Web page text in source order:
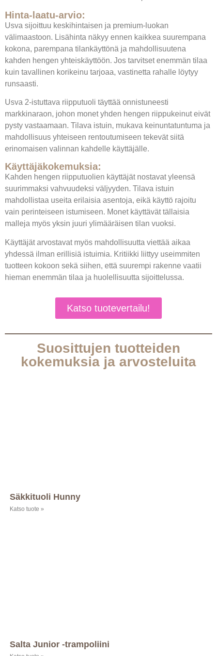
Hinta-laatu-arvio:
Usva sijoittuu keskihintaisen ja premium-luokan
välimaastoon. Lisähinta näkyy ennen kaikkea suurempana
kokona, parempana tilankäyttönä ja mahdollisuutena
kahden hengen yhteiskäyttöön. Jos tarvitset enemmän tilaa
kuin tavallinen korikeinu tarjoaa, vastinetta rahalle löytyy
runsaasti.
Usva 2-istuttava riipputuoli täyttää onnistuneesti
markkinaraon, johon monet yhden hengen riippukeinut eivät
pysty vastaamaan. Tilava istuin, mukava keinuntatuntuma ja
mahdollisuus yhteiseen rentoutumiseen tekevät siitä
erinomaisen valinnan kahdelle käyttäjälle.
Käyttäjäkokemuksia:
Kahden hengen riipputuolien käyttäjät nostavat yleensä
suurimmaksi vahvuudeksi väljyyden. Tilava istuin
mahdollistaa useita erilaisia asentoja, eikä käyttö rajoitu
vain perinteiseen istumiseen. Monet käyttävät tällaisia
malleja myös yksin juuri ylimääräisen tilan vuoksi.
Käyttäjät arvostavat myös mahdollisuutta viettää aikaa
yhdessä ilman erillisiä istuimia. Kritiikki liittyy useimmiten
tuotteen kokoon sekä siihen, että suurempi rakenne vaatii
hieman enemmän tilaa ja huolellisuutta sijoittelussa.
Katso tuotevertailu!
Suosittujen tuotteiden
kokemuksia ja arvosteluita
Säkkituoli Hunny
Katso tuote »
Salta Junior -trampoliini